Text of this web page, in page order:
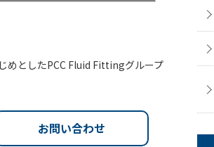
めとしたPCC Fluid Fittingグループ
お問い合わせ